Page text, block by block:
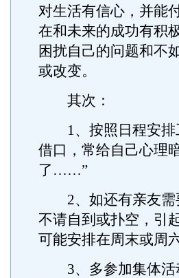
对生活有信心，并能
在和未来的成功有积
困扰自己的问题和不
或改变。
其次：
1、按照日程安排
借口，常给自己心理
了……”
2、如还有亲友需
不请自到或扑空，引
可能安排在周末或周
3、多参加集体活